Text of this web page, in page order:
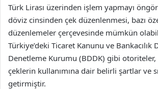
Türk Lirası üzerinden işlem yapmayı
döviz cinsinden çek düzenlenmesi, bazı
düzenlemeler çerçevesinde mümkün
Türkiye’deki Ticaret Kanunu ve Bankacılık
Denetleme Kurumu (BDDK) gibi
çeklerin kullanımına dair belirli şartlar ve
getirmiştir.